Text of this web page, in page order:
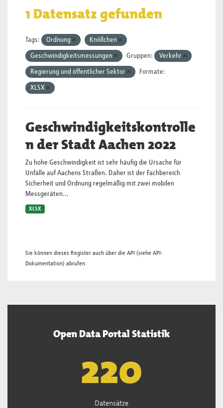
1 Datensatz gefunden
Tags: Ordnung Knöllchen
Geschwindigkeitsmessungen Gruppen: Verkehr
Regierung und öffentlicher Sektor Formate:
XLSX
Geschwindigkeitskontrolle
n der Stadt Aachen 2022
Zu hohe Geschwindigkeit ist sehr häufig die Ursache für
Unfälle auf Aachens Straßen. Daher ist der Fachbereich
Sicherheit und Ordnung regelmäßig mit zwei mobilen
Messgeräten...
XLSX
Sie können dieses Register auch über die API (siehe API-
Dokumentation) abrufen.
Open Data Portal Statistik
222
Datensätze